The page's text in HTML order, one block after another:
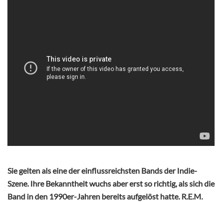
Sie gelten als eine der einflussreichsten Bands der Indie-
Szene. Ihre Bekanntheit wuchs aber erst so richtig, als sich die
Band in den 1990er-Jahren bereits aufgelöst hatte. R.E.M.